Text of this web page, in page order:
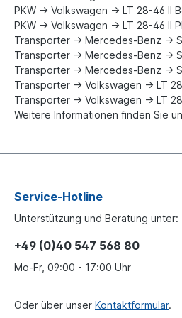
PKW -> Volkswagen -> LT 28-46 II
PKW -> Volkswagen -> LT 28-46 II
Transporter -> Mercedes-Benz ->
Transporter -> Mercedes-Benz ->
Transporter -> Mercedes-Benz ->
Transporter -> Volkswagen -> LT
Transporter -> Volkswagen -> LT
Weitere Informationen finden Sie
Service-Hotline
Unterstützung und Beratung unter:
+49 (0)40 547 568 80
Mo-Fr, 09:00 - 17:00 Uhr
Oder über unser Kontaktformular.